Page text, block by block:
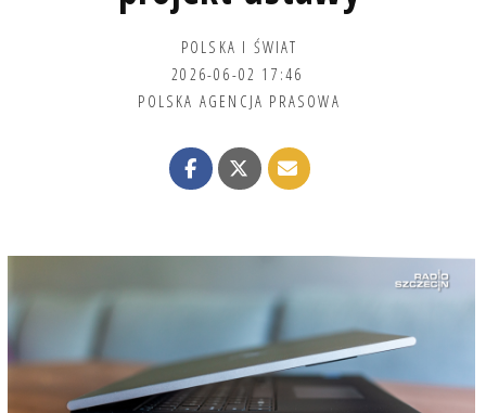
POLSKA I ŚWIAT
2026-06-02 17:46
POLSKA AGENCJA PRASOWA